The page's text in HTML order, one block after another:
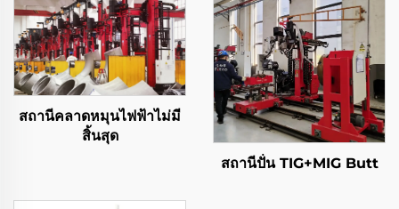
สถานีคลาดหมุนไฟฟ้าไม่มี
สิ้นสุด
สถานีปั่น TIG+MIG Butt